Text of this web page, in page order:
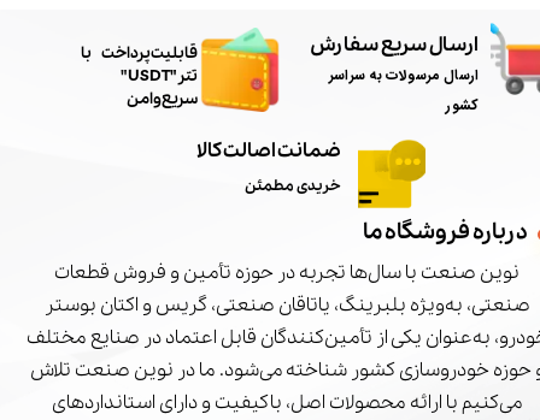
ارسال سریع سفارش
ارسال مرسولات به سراسر
کشور
ضمانت اصالت کالا
خریدی مطمئن
درباره فروشگاه ما
نوین صنعت با سال‌ها تجربه در حوزه تأمین و فروش قطعات
صنعتی، به‌ویژه بلبرینگ، یاتاقان صنعتی، گریس و اکتان بوستر
به‌عنوان یکی از تأمین‌کنندگان قابل اعتماد در صنایع مختلف
حوزه خودروسازی کشور شناخته می‌شود. ما در نوین صنعت تلاش
می‌کنیم با ارائه محصولات اصل، باکیفیت و دارای استانداردهای
​قابلیت پرداخت با
تتر"USDT"
سریع و امن